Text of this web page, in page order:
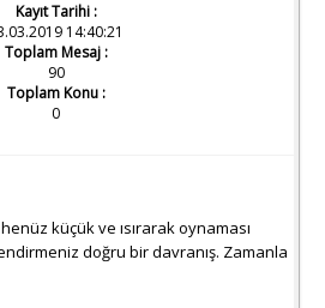
Kayıt Tarihi :
14:40:21
Toplam Mesaj :
90
Toplam Konu :
0
küçük ve ısırarak oynaması
doğru bir davranış. Zamanla